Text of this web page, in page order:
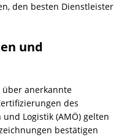
den besten Dienstleister
und
über anerkannte
des
und Logistik (AMÖ) gelten
bestätigen